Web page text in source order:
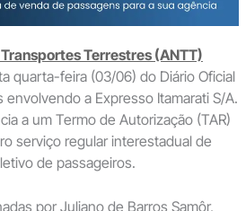
Terrestres (ANTT)
quarta-feira (03/06) do Diário Oficial
a Expresso Itamarati S/A.
a um Termo de Autorização (TAR)
serviço regular interestadual de
de passageiros.
por Juliano de Barros Samôr,